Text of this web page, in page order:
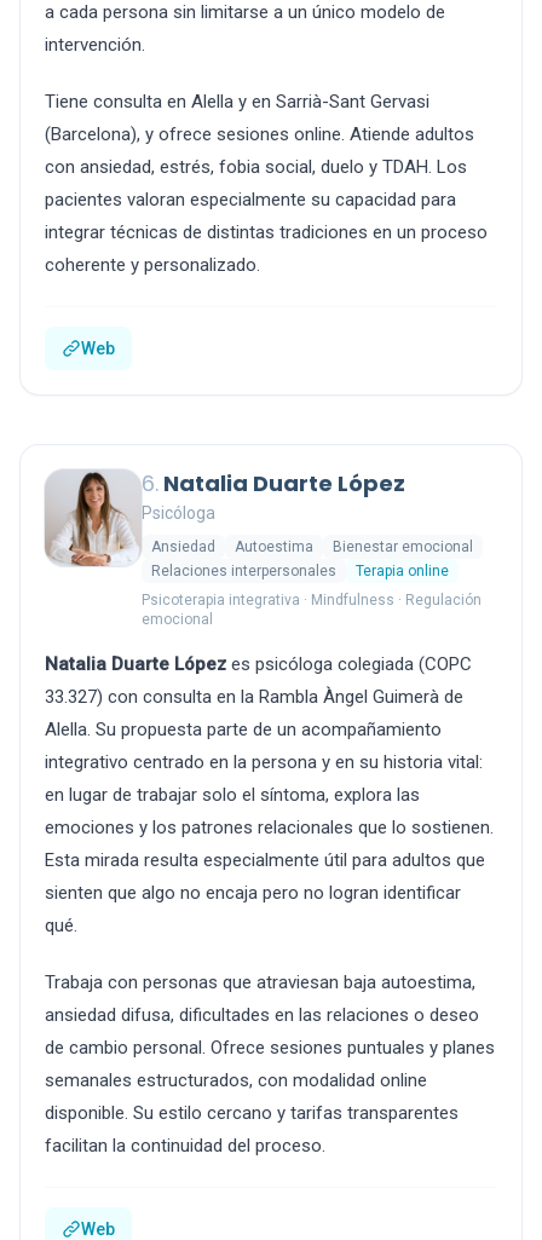
a cada persona sin limitarse a un único modelo de
intervención.
Tiene consulta en Alella y en Sarrià-Sant Gervasi
(Barcelona), y ofrece sesiones online. Atiende adultos
con ansiedad, estrés, fobia social, duelo y TDAH. Los
pacientes valoran especialmente su capacidad para
integrar técnicas de distintas tradiciones en un proceso
coherente y personalizado.
Web
6. Natalia Duarte López
Psicóloga
Ansiedad Autoestima
Bienestar emocional
Relaciones interpersonales
Terapia online
Psicoterapia integrativa · Mindfulness · Regulación
emocional
Natalia Duarte López es psicóloga colegiada (COPC
33.327) con consulta en la Rambla Àngel Guimerà de
Alella. Su propuesta parte de un acompañamiento
integrativo centrado en la persona y en su historia vital:
en lugar de trabajar solo el síntoma, explora las
emociones y los patrones relacionales que lo sostienen.
Esta mirada resulta especialmente útil para adultos que
sienten que algo no encaja pero no logran identificar
qué.
Trabaja con personas que atraviesan baja autoestima,
ansiedad difusa, dificultades en las relaciones o deseo
de cambio personal. Ofrece sesiones puntuales y planes
semanales estructurados, con modalidad online
disponible. Su estilo cercano y tarifas transparentes
facilitan la continuidad del proceso.
Web